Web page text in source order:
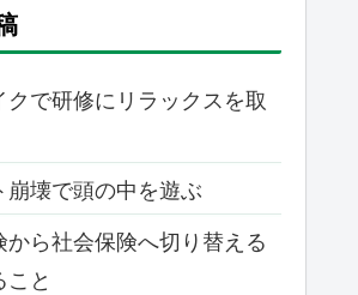
クで研修にリラックスを取
壊で頭の中を遊ぶ
から社会保険へ切り替える
と